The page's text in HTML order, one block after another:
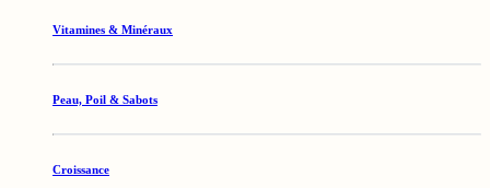
Vitamines & Minéraux
Peau, Poil & Sabots
Croissance